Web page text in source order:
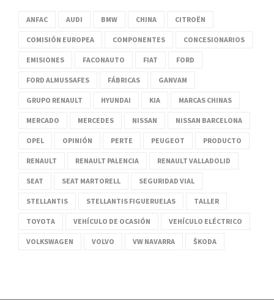
ANFAC AUDI BMW CHINA CITROËN
COMISIÓN EUROPEA COMPONENTES CONCESIONARIOS
EMISIONES FACONAUTO FIAT FORD
FORD ALMUSSAFES FÁBRICAS GANVAM
GRUPO RENAULT HYUNDAI KIA MARCAS CHINAS
MERCADO MERCEDES NISSAN NISSAN BARCELONA
OPEL OPINIÓN PERTE PEUGEOT PRODUCTO
RENAULT RENAULT PALENCIA RENAULT VALLADOLID
SEAT SEAT MARTORELL SEGURIDAD VIAL
STELLANTIS STELLANTIS FIGUERUELAS TALLER
TOYOTA VEHÍCULO DE OCASIÓN VEHÍCULO ELÉCTRICO
VOLKSWAGEN VOLVO VW NAVARRA ŠKODA